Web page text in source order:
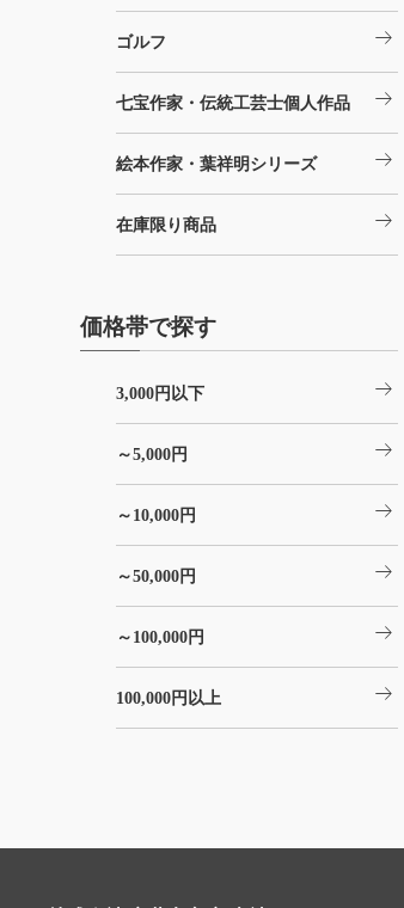
ゴルフ arrow_right_alt
七宝作家・伝統工芸士個人作品 arrow_right_alt
絵本作家・葉祥明シリーズ arrow_right_alt
在庫限り商品 arrow_right_alt
価格帯で探す
3,000円以下 arrow_right_alt
～5,000円 arrow_right_alt
～10,000円 arrow_right_alt
～50,000円 arrow_right_alt
～100,000円 arrow_right_alt
100,000円以上 arrow_right_alt